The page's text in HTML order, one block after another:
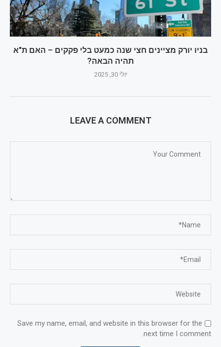
בניו יורק מציינים חצי שנה כמעט בלי פקקים – האם ת"א
תהיה הבאה?
יולי 30, 2025
LEAVE A COMMENT
Save my name, email, and website in this browser for the
next time I comment.